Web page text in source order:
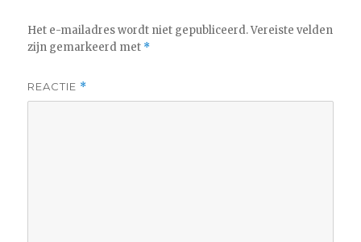
Het e-mailadres wordt niet gepubliceerd. Vereiste velden
zijn gemarkeerd met *
REACTIE *